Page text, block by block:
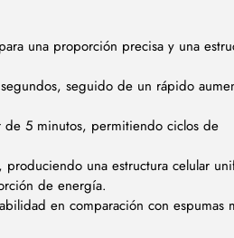
una proporción precisa y una
seguido de un rápido
5 minutos, permitiendo ciclos de
una estructura celular
de energía.
en comparación con espumas